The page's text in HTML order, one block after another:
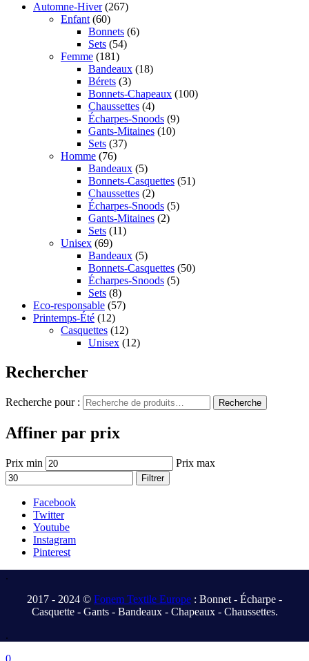
Automne-Hiver (267)
Enfant (60)
Bonnets (6)
Sets (54)
Femme (181)
Bandeaux (18)
Bérets (3)
Bonnets-Chapeaux (100)
Chaussettes (4)
Écharpes-Snoods (9)
Gants-Mitaines (10)
Sets (37)
Homme (76)
Bandeaux (5)
Bonnets-Casquettes (51)
Chaussettes (2)
Écharpes-Snoods (5)
Gants-Mitaines (2)
Sets (11)
Unisex (69)
Bandeaux (5)
Bonnets-Casquettes (50)
Écharpes-Snoods (5)
Sets (8)
Eco-responsable (57)
Printemps-Été (12)
Casquettes (12)
Unisex (12)
Rechercher
Recherche pour : Recherche
Affiner par prix
Prix min Prix max
Filtrer
Facebook
Twitter
Youtube
Instagram
Pinterest
.
2017 - 2024 © Fonem Textile Europe : Bonnet - Écharpe -
Casquette - Gants - Bandeaux - Chapeaux - Chaussettes.
.
0